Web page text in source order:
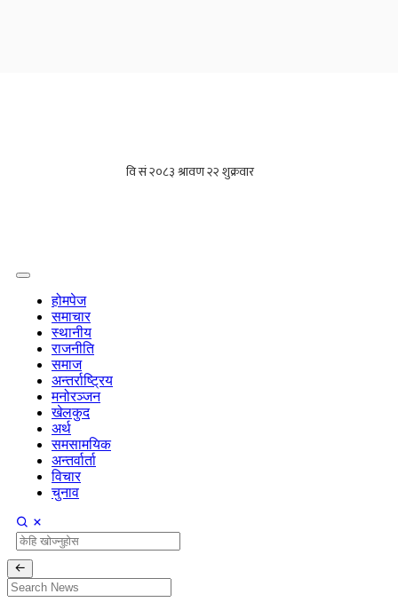
होमपेज
समाचार
स्थानीय
राजनीति
समाज
अन्तर्राष्ट्रिय
मनोरञ्जन
खेलकुद
अर्थ
समसामयिक
अन्तर्वार्ता
विचार
चुनाव